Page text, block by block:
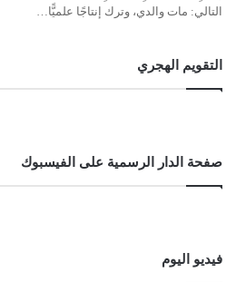
التالي: مات والدي، وترك إنتاجًا علميًّا…
التقويم الهجري
صفحة الدار الرسمية على الفيسبوك
فيديو اليوم